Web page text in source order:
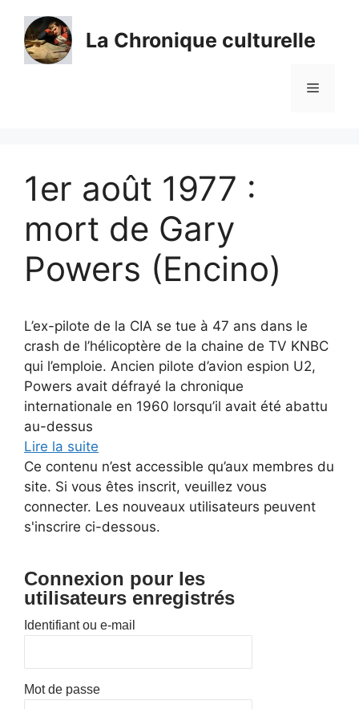
contenu
La Chronique culturelle
Menu
1er août 1977 :
mort de Gary
Powers (Encino)
L’ex-pilote de la CIA se tue à 47 ans dans le
crash de l’hélicoptère de la chaine de TV KNBC
qui l’emploie. Ancien pilote d’avion espion U2,
Powers avait défrayé la chronique
internationale en 1960 lorsqu’il avait été abattu
au-dessus
Lire la suite
Ce contenu n’est accessible qu’aux membres du
site. Si vous êtes inscrit, veuillez vous
connecter. Les nouveaux utilisateurs peuvent
s'inscrire ci-dessous.
Connexion pour les
utilisateurs enregistrés
Identifiant ou e-mail
Mot de passe